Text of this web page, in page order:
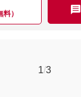
）
1/3